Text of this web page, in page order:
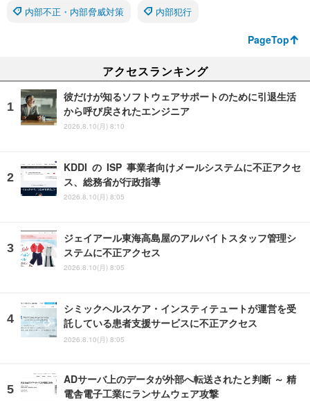
内部不正・内部脅威対策 内部犯行
PageTop
アクセスランキング
彼だけが知るソフトウェアサポートのために引退生活
から呼び戻されたエンジニア
2026.8.10(月) 8:10
KDDI の ISP 事業者向けメールシステムに不正アクセ
ス、総務省が行政指導
2026.8.10(月) 8:05
ジェイアール東海高島屋のアルバイトスタッフ管理シ
ステムに不正アクセス
2026.8.10(月) 8:05
シミックヘルスケア・インスティテュートが運営を受
託している患者支援サービスに不正アクセス
2026.8.10(月) 8:05
ADサーバ上のデータが外部へ転送されたと判断 ～ 精
電舎電子工業にランサムウェア攻撃